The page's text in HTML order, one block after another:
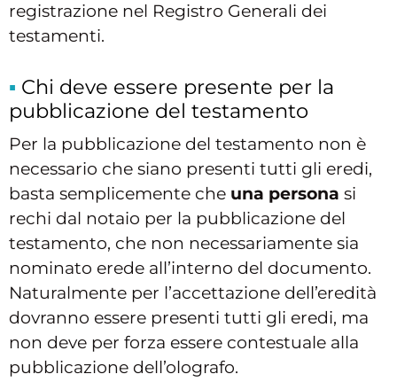
registrazione nel Registro Generali dei
testamenti.
Chi deve essere presente per la
pubblicazione del testamento
Per la pubblicazione del testamento non è
necessario che siano presenti tutti gli eredi,
basta semplicemente che una persona si
rechi dal notaio per la pubblicazione del
testamento, che non necessariamente sia
nominato erede all’interno del documento.
Naturalmente per l’accettazione dell’eredità
dovranno essere presenti tutti gli eredi, ma
non deve per forza essere contestuale alla
pubblicazione dell’olografo.